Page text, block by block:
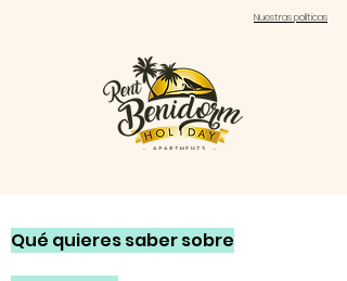
Nuestras políticas
Qué quieres saber sobre